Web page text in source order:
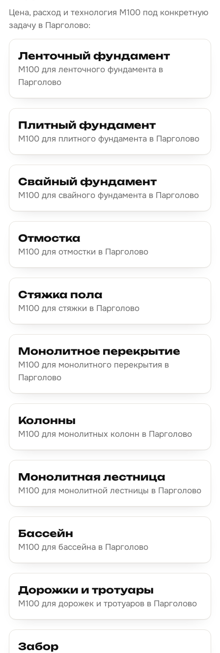
Цена, расход и технология М100 под конкретную
задачу в Парголово:
Ленточный фундамент
М100 для ленточного фундамента в
Парголово
Плитный фундамент
М100 для плитного фундамента в Парголово
Свайный фундамент
М100 для свайного фундамента в Парголово
Отмостка
М100 для отмостки в Парголово
Стяжка пола
М100 для стяжки в Парголово
Монолитное перекрытие
М100 для монолитного перекрытия в
Парголово
Колонны
М100 для монолитных колонн в Парголово
Монолитная лестница
М100 для монолитной лестницы в Парголово
Бассейн
М100 для бассейна в Парголово
Дорожки и тротуары
М100 для дорожек и тротуаров в Парголово
Забор